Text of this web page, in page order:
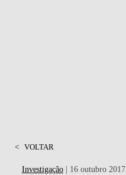
< VOLTAR
Investigação| 16 outubro 2017